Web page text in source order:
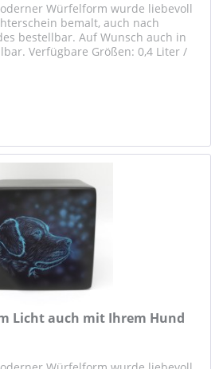
Würfelform wurde liebevoll
bemalt, auch nach
bestellbar. Auf Wunsch auch in
Verfügbare Größen: 0,4 Liter /
Licht auch mit Ihrem Hund